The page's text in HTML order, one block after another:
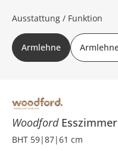
Woodford
BHT 59|87|61 cm
Ausstattung / Funktion
Armlehne